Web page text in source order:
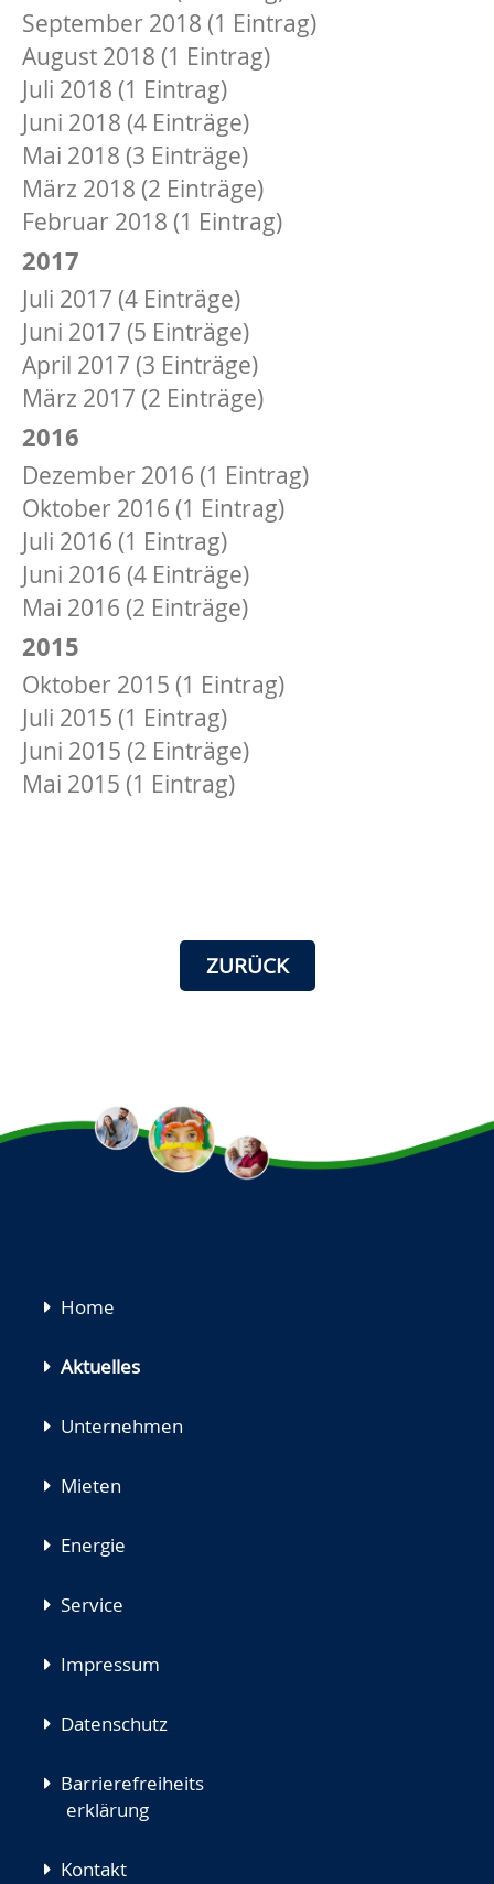
September 2018 (1 Eintrag)
August 2018 (1 Eintrag)
Juli 2018 (1 Eintrag)
Juni 2018 (4 Einträge)
Mai 2018 (3 Einträge)
März 2018 (2 Einträge)
Februar 2018 (1 Eintrag)
2017
Juli 2017 (4 Einträge)
Juni 2017 (5 Einträge)
April 2017 (3 Einträge)
März 2017 (2 Einträge)
2016
Dezember 2016 (1 Eintrag)
Oktober 2016 (1 Eintrag)
Juli 2016 (1 Eintrag)
Juni 2016 (4 Einträge)
Mai 2016 (2 Einträge)
2015
Oktober 2015 (1 Eintrag)
Juli 2015 (1 Eintrag)
Juni 2015 (2 Einträge)
Mai 2015 (1 Eintrag)
ZURÜCK
Navigation
Home
Aktuelles
Unternehmen
Mieten
Energie
Service
Impressum
Datenschutz
Barrierefreiheits
erklärung
Kontakt